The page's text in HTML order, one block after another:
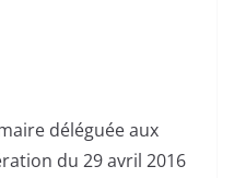
déléguée aux
du 29 avril 2016